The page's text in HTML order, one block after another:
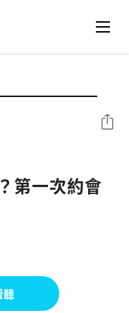
第一次約會
分享
聽